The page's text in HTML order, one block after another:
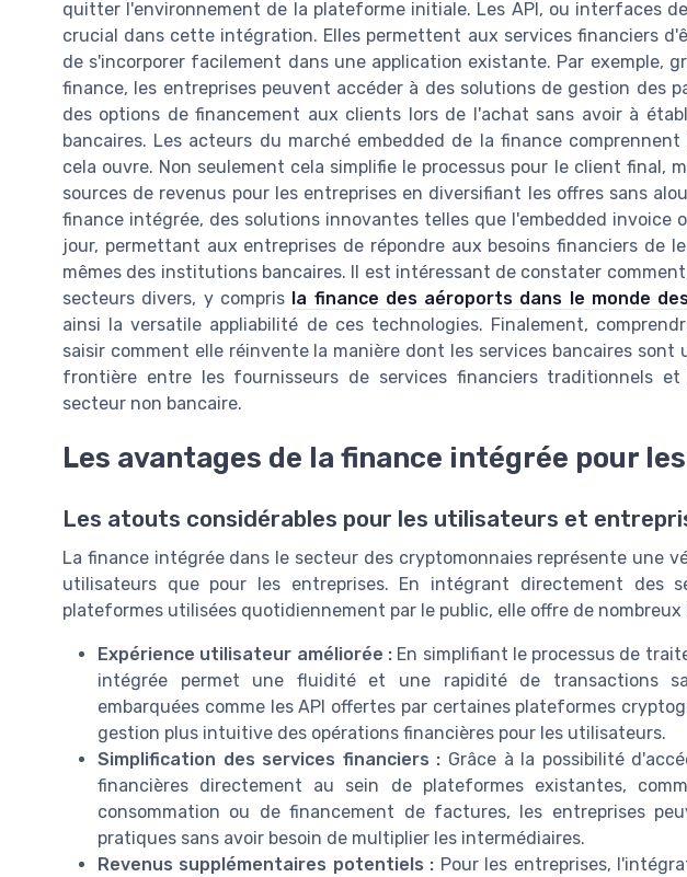
quitter l'environnement de la plateforme initiale. Les API, ou interfaces
crucial dans cette intégration. Elles permettent aux services financiers
de s'incorporer facilement dans une application existante. Par exemple,
finance, les entreprises peuvent accéder à des solutions de gestion des
des options de financement aux clients lors de l'achat sans avoir à
bancaires. Les acteurs du marché embedded de la finance
cela ouvre. Non seulement cela simplifie le processus pour le client final,
sources de revenus pour les entreprises en diversifiant les offres sans
finance intégrée, des solutions innovantes telles que l'embedded invoice
jour, permettant aux entreprises de répondre aux besoins financiers de
mêmes des institutions bancaires. Il est intéressant de constater
secteurs divers, y compris la finance des aéroports dans le monde
ainsi la versatile appliabilité de ces technologies. Finalement,
saisir comment elle réinvente la manière dont les services bancaires
frontière entre les fournisseurs de services financiers traditionnels
secteur non bancaire.
Les avantages de la finance intégrée pour
Les atouts considérables pour les utilisateurs et
La finance intégrée dans le secteur des cryptomonnaies représente une
utilisateurs que pour les entreprises. En intégrant directement des
plateformes utilisées quotidiennement par le public, elle offre de nombreux
Expérience utilisateur améliorée :En simplifiant le processus de
intégrée permet une fluidité et une rapidité de transactions
embarquées comme les API offertes par certaines plateformes
gestion plus intuitive des opérations financières pour les utilisateurs.
Simplification des services financiers : Grâce à la possibilité
financières directement au sein de plateformes existantes,
consommation ou de financement de factures, les entreprises
pratiques sans avoir besoin de multiplier les intermédiaires.
Revenus supplémentaires potentiels : Pour les entreprises,